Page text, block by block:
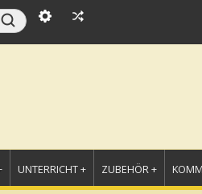
UNTERRICHT + ZUBEHÖR +